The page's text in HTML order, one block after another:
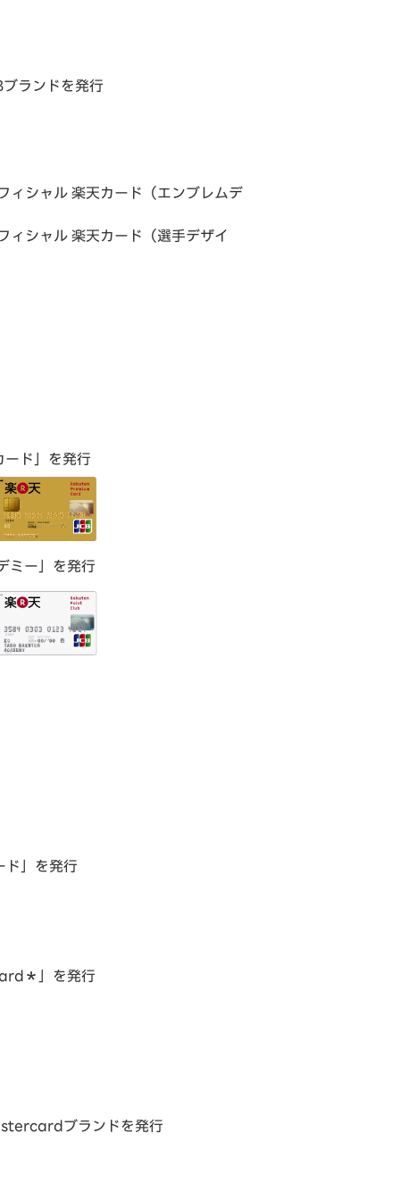
ブランドを発行
ィシャル 楽天カード（エンブレムデ
ィシャル 楽天カード（選手デザイ
ード」を発行
ミー」を発行
ド」を発行
＊」を発行
ブランドを発行